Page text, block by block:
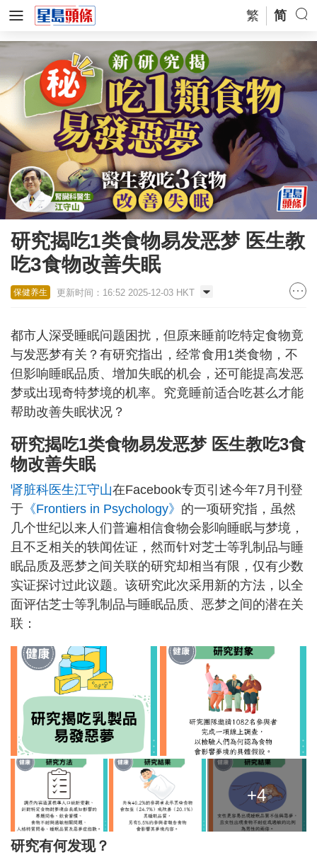
繁 简
研究揭吃1类食物易发恶梦 医生教
吃3食物改善失眠
保健养生 更新时间：16:52 2025-12-03 HKT
都市人深受睡眠问题困扰，但原来睡前吃特定食物竟
与发恶梦有关？有研究指出，经常食用1类食物，不
但影响睡眠品质、增加失眠的机会，还可能提高发恶
梦或出现奇特梦境的机率。究竟睡前适合吃甚么才能
帮助改善失眠状况？
研究揭吃1类食物易发恶梦 医生教吃3食
物改善失眠
肾脏科医生江守山在Facebook专页引述今年7月刊登
于 《Frontiers in Psychology》 的一项研究指，虽然
几个世纪以来人们普遍相信食物会影响睡眠与梦境，
且不乏相关的轶闻佐证，然而针对芝士等乳制品与睡
眠品质及恶梦之间关联的研究却相当有限，仅有少数
实证探讨过此议题。该研究此次采用新的方法，以全
面评估芝士等乳制品与睡眠品质、恶梦之间的潜在关
联：
+4
研究有何发现？